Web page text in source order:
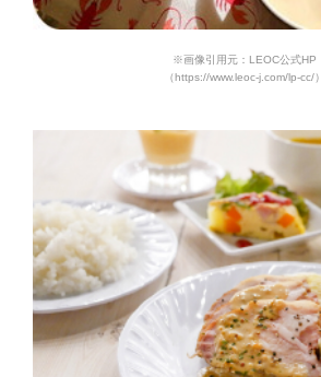
※画像引用元：LEOC公式HP
（https://www.leoc-j.com/lp-cc/）